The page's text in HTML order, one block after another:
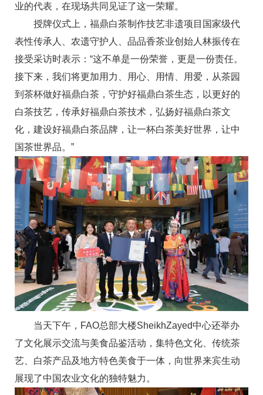
业的代表，在现场共同见证了这一荣耀。
授牌仪式上，福鼎白茶制作技艺非遗项目国家级代
表性传承人、农遗守护人、品品香茶业创始人林振传在
接受采访时表示：“这不单是一份荣誉，更是一份责任。
接下来，我们将更加用力、用心、用情、用爱，从茶园
到茶杯做好福鼎白茶，守护好福鼎白茶生态，以更好的
白茶技艺，传承好福鼎白茶技术，弘扬好福鼎白茶文
化，建设好福鼎白茶品牌，让一杯白茶美好世界，让中
国茶世界品。”
当天下午，FAO总部大楼SheikhZayed中心还举办
了文化展示交流与美食品鉴活动，集特色文化、传统茶
艺、白茶产品及地方特色美食于一体，向世界来宾生动
展现了中国农业文化的独特魅力。